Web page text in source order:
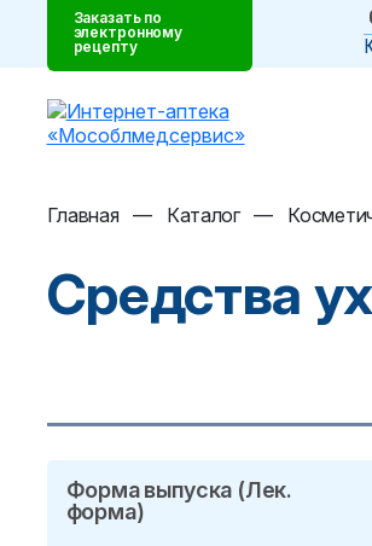
Заказать по
электронному
рецепту
Главная — Каталог —
Средства
Форма выпуска (Лек.
форма)